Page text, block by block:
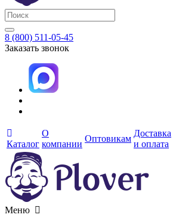
8 (800) 511-05-45
Заказать звонок
Каталог
О
компании
Оптовикам
Доставка
и оплата
Меню